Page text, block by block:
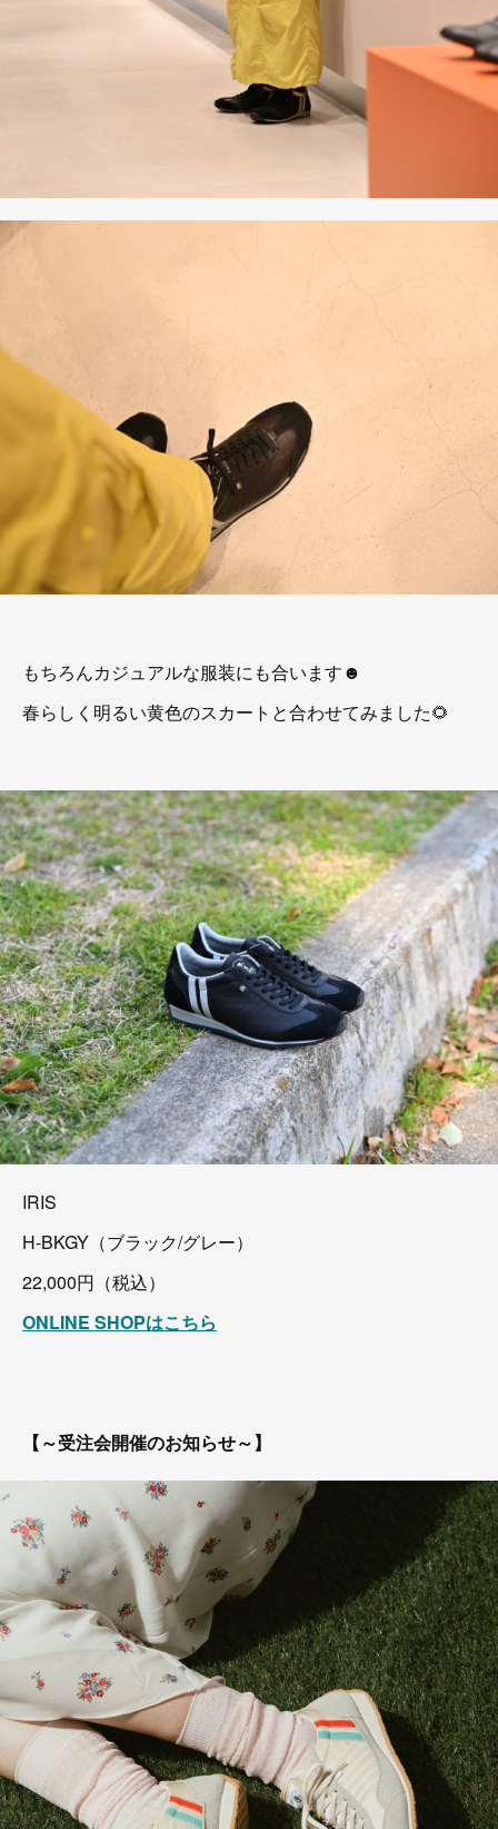
もちろんカジュアルな服装にも合います☻
春らしく明るい黄色のスカートと合わせてみました🌻
IRIS
H-BKGY（ブラック/グレー）
22,000円（税込）
ONLINE SHOPはこちら
【～受注会開催のお知らせ～】